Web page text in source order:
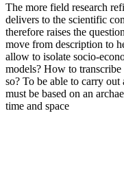
The more field research
delivers to the scientific
therefore raises the
move from description to
allow to isolate socio-
models? How to
so? To be able to carry
must be based on an
time and space